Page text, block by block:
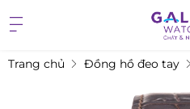
Trang chủ Đồng hồ đeo tay